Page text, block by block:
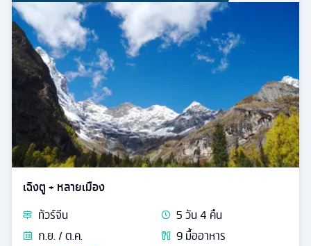
เฉิงตู + หลายเมือง
ทัวร์จีน 5วัน4 คืน
ก.ย. / ต.ค.
9มื้ออาหาร